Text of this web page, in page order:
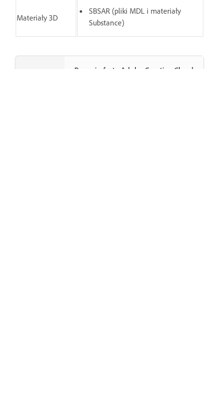
Materiały 3D
SBSAR (pliki MDL i materiały
Substance)
Poznaj ofertę Adobe Creative Cloud